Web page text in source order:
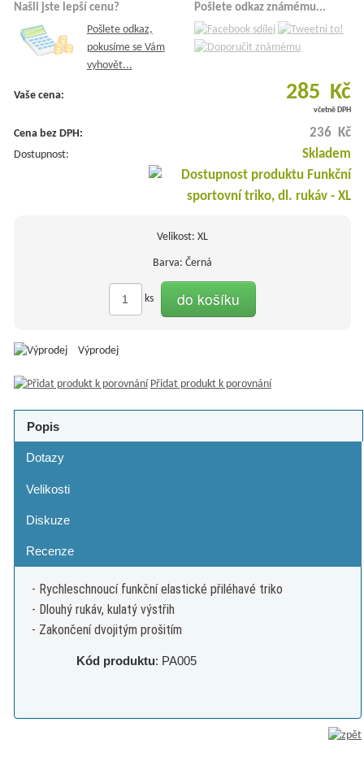
Našli jste lepší cenu?
Pošlete odkaz,
pokusíme se Vám
vyhovět...
Pošlete odkaz známému...
Vaše cena: 285 Kč
včetně DPH
Cena bez DPH: 236 Kč
Dostupnost: Skladem
Velikost: XL
Barva: Černá
ks do košíku
Výprodej
Přidat produkt k porovnání
Popis
Dotazy
Velikosti
Diskuze
Recenze
- Rychleschnoucí funkční elastické přiléhavé triko
- Dlouhý rukáv, kulatý výstřih
- Zakončení dvojitým prošitím
Kód produktu: PA005